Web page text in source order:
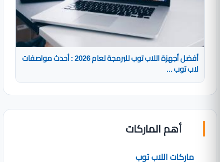
أفضل أجهزة اللاب توب للبرمجة لعام 2026 : أحدث مواصفات
لاب توب ...
أهم الماركات
ماركات اللاب توب